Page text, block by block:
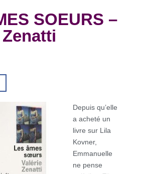
SOEURS –
Depuis qu’elle
a acheté un
livre sur Lila
Kovner,
Emmanuelle
ne pense